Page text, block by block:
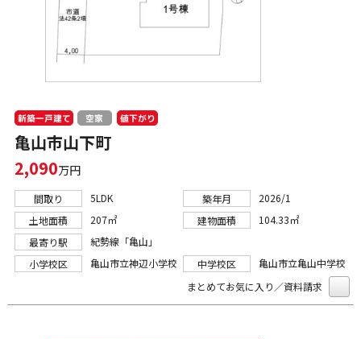
新築一戸建て 空家 値下がり
亀山市山下町
2,090万円
間取り 5LDK 築年月
2026/1
土地面積
207㎡ 建物面積
104.33㎡
最寄り駅
紀勢線「亀山」
小学校区
亀山市立神辺小学校 中学校区
亀山市立亀山中学校
まとめてお気に入り／資料請求